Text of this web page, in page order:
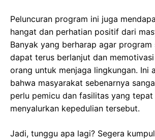
Peluncuran program ini juga
hangat dan perhatian positif dari
Banyak yang berharap agar program
dapat terus berlanjut dan
orang untuk menjaga lingkungan. Ini
bahwa masyarakat sebenarnya
perlu pemicu dan fasilitas yang tepat
menyalurkan kepedulian tersebut.
Jadi, tunggu apa lagi? Segera